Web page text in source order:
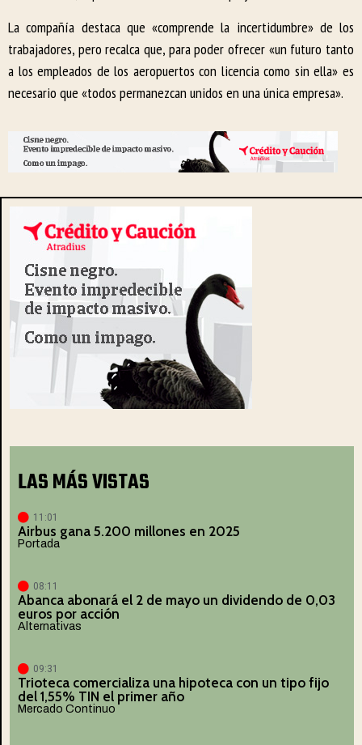
La compañía destaca que «comprende la incertidumbre» de los
trabajadores, pero recalca que, para poder ofrecer «un futuro tanto
a los empleados de los aeropuertos con licencia como sin ella» es
necesario que «todos permanezcan unidos en una única empresa».
LAS MÁS VISTAS
11:01
Airbus gana 5.200 millones en 2025
Portada
08:11
Abanca abonará el 2 de mayo un dividendo de 0,03
euros por acción
Alternativas
09:31
Trioteca comercializa una hipoteca con un tipo fijo
del 1,55% TIN el primer año
Mercado Continuo